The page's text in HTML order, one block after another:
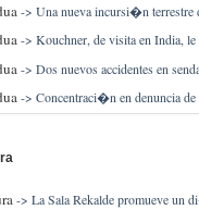
-> Una nueva incursi�n
-> Kouchner, de visita en India,
-> Dos nuevos accidentes en
-> Concentraci�n en denuncia
-> La Sala Rekalde promueve un